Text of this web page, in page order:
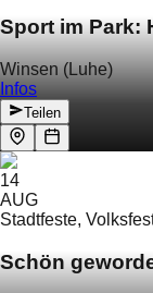
Sport im Park:
Winsen (Luhe)
Infos
Teilen
14
AUG
Stadtfeste,
Schön